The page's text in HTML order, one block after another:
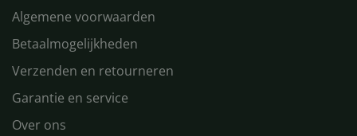
Algemene voorwaarden
Betaalmogelijkheden
Verzenden en retourneren
Garantie en service
Over ons